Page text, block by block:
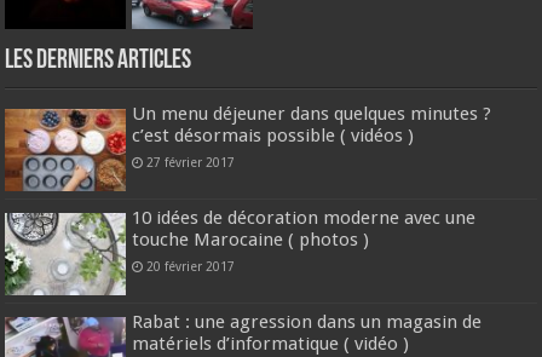
Les derniers articles
Un menu déjeuner dans quelques minutes ?
c’est désormais possible ( vidéos )
27 février 2017
10 idées de décoration moderne avec une
touche Marocaine ( photos )
20 février 2017
Rabat : une agression dans un magasin de
matériels d’informatique ( vidéo )